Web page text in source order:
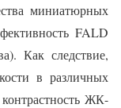
миниатюрных
FALD
Как следствие,
в различных
ЖК-